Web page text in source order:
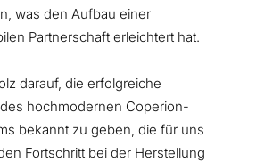
was den Aufbau einer
Partnerschaft erleichtert hat.
darauf, die erfolgreiche
hochmodernen Coperion-
bekannt zu geben, die für uns
Fortschritt bei der Herstellung